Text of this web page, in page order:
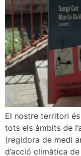
El nostre territori
tots els àmbits de
(regidora de medi
d’acció climàtica